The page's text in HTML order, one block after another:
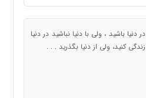
در دنیا باشید ، ولی با دنیا نباشید در دنیا
زندگی کنید، ولی از دنیا بگذرید . . .